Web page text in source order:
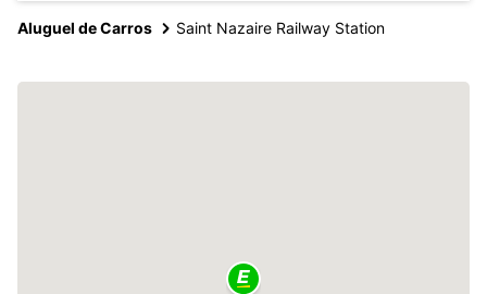
Aluguel de Carros Saint Nazaire Railway Station